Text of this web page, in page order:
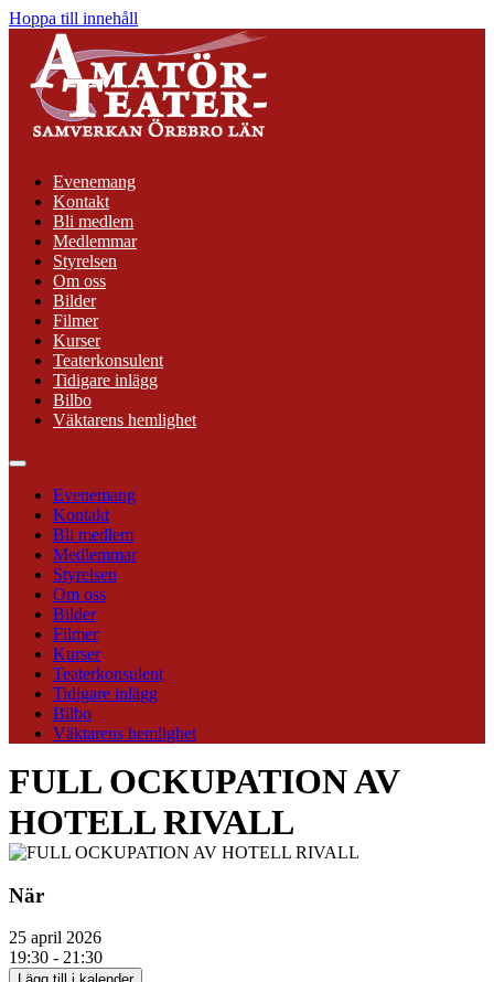
Hoppa till innehåll
Evenemang
Kontakt
Bli medlem
Medlemmar
Styrelsen
Om oss
Bilder
Filmer
Kurser
Teaterkonsulent
Tidigare inlägg
Bilbo
Väktarens hemlighet
Evenemang
Kontakt
Bli medlem
Medlemmar
Styrelsen
Om oss
Bilder
Filmer
Kurser
Teaterkonsulent
Tidigare inlägg
Bilbo
Väktarens hemlighet
FULL OCKUPATION AV
HOTELL RIVALL
När
25 april 2026
19:30 - 21:30